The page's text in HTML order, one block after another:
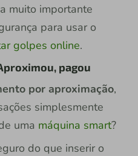
muito importante
para usar o
golpes online.
pagou
por aproximação,
simplesmente
uma máquina smart?
do que inserir o